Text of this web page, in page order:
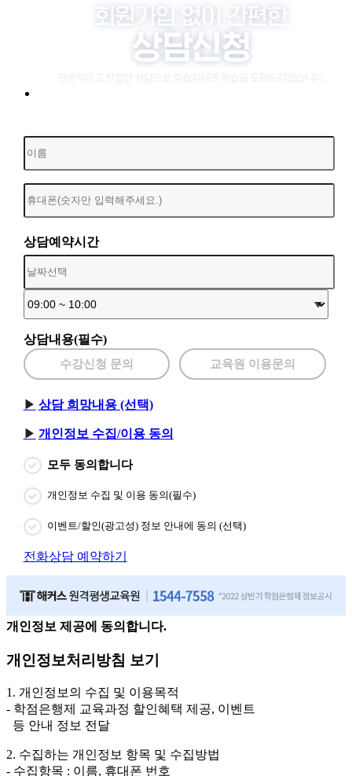
상담예약시간
상담내용(필수)
수강신청 문의 교육원 이용문의
상담 희망내용 (선택)
개인정보 수집/이용 동의
모두 동의합니다
개인정보 수집 및 이용 동의(필수)
이벤트/할인(광고성) 정보 안내에 동의 (선택)
전화상담 예약하기
개인정보 제공에 동의합니다.
개인정보처리방침 보기
1. 개인정보의 수집 및 이용목적
- 학점은행제 교육과정 할인혜택 제공, 이벤트
등 안내 정보 전달
2. 수집하는 개인정보 항목 및 수집방법
- 수집항목 : 이름, 휴대폰 번호